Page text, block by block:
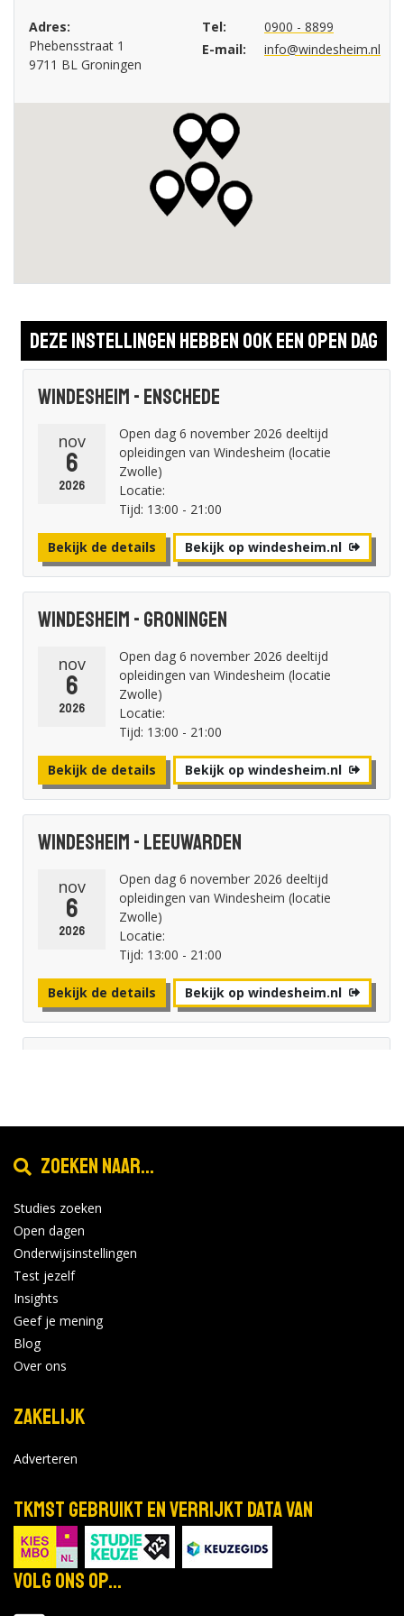
Adres:
Phebensstraat 1
9711 BL Groningen
Tel:
0900 - 8899
E-mail:
info@windesheim.nl
Deze instellingen hebben ook een open dag
Windesheim - Enschede
nov
6
2026
Open dag 6 november 2026 deeltijd
opleidingen van Windesheim (locatie
Zwolle)
Locatie:
Tijd: 13:00 - 21:00
Bekijk de details Bekijk op windesheim.nl
Windesheim - Groningen
nov
6
2026
Open dag 6 november 2026 deeltijd
opleidingen van Windesheim (locatie
Zwolle)
Locatie:
Tijd: 13:00 - 21:00
Bekijk de details Bekijk op windesheim.nl
Windesheim - Leeuwarden
nov
6
2026
Open dag 6 november 2026 deeltijd
opleidingen van Windesheim (locatie
Zwolle)
Locatie:
Tijd: 13:00 - 21:00
Bekijk de details Bekijk op windesheim.nl
6
Locatie:
Tijd: 13:00 - 21:00
Bekijk de details
Fontys Hogeschool - Sittard
nov
Bekijk de details
Fontys Hogeschool - Sittard
feb
25
2027
Online Voorlichting Master
Educational Needs
Locatie:
Tijd: 19:00 - 20:00
Zoeken naar...
Studies zoeken
Open dagen
Onderwijsinstellingen
Test jezelf
Insights
Geef je mening
Blog
Over ons
Zakelijk
Adverteren
TKMST gebruikt en verrijkt data van
Volg ons op...